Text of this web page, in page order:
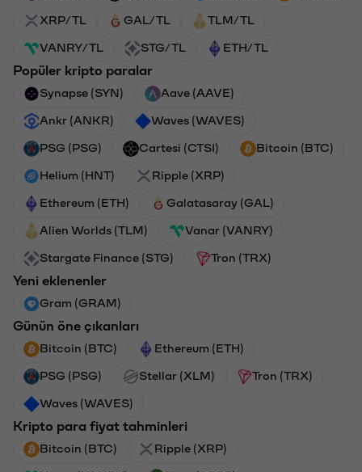
XRP/TL GAL/TL TLM/TL
VANRY/TL STG/TL ETH/TL
Popüler kripto paralar
Synapse (SYN) Aave (AAVE)
Ankr (ANKR) Waves (WAVES)
PSG (PSG) Cartesi (CTSI) Bitcoin (BTC)
Helium (HNT) Ripple (XRP)
Ethereum (ETH) Galatasaray (GAL)
Alien Worlds (TLM) Vanar (VANRY)
Stargate Finance (STG) Tron (TRX)
Yeni eklenenler
Gram (GRAM)
Günün öne çıkanları
Bitcoin (BTC) Ethereum (ETH)
PSG (PSG) Stellar (XLM) Tron (TRX)
Waves (WAVES)
Kripto para fiyat tahminleri
Bitcoin (BTC) Ripple (XRP)